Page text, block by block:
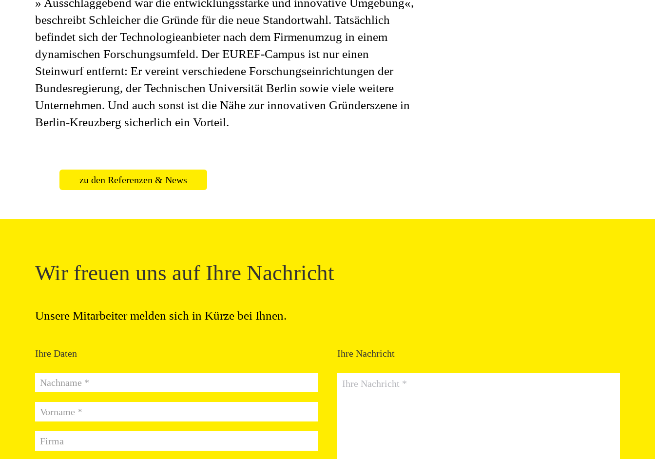
» Ausschlaggebend war die entwicklungsstarke und innovative Umgebung«,
beschreibt Schleicher die Gründe für die neue Standortwahl. Tatsächlich
befindet sich der Technologieanbieter nach dem Firmenumzug in einem
dynamischen Forschungsumfeld. Der EUREF-Campus ist nur einen
Steinwurf entfernt: Er vereint verschiedene Forschungseinrichtungen der
Bundesregierung, der Technischen Universität Berlin sowie viele weitere
Unternehmen. Und auch sonst ist die Nähe zur innovativen Gründerszene in
Berlin-Kreuzberg sicherlich ein Vorteil.
zu den Referenzen & News
Wir freuen uns auf Ihre Nachricht
Unsere Mitarbeiter melden sich in Kürze bei Ihnen.
Ihre Daten
Nachname *
Vorname *
Firma
Ihre Nachricht
Ihre Nachricht